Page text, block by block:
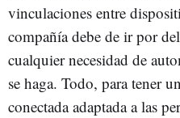
vinculaciones entre
compañía debe de ir por
cualquier necesidad de
se haga. Todo, para tener
conectada adaptada a las